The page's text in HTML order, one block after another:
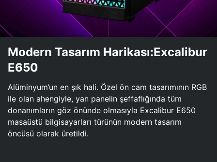
Modern Tasarım Harikası:Excalibur
E650
Alüminyum’un en şık hali. Özel ön cam tasarımının RGB
ile olan ahengiyle, yan panelin şeffaflığında tüm
donanımların göz önünde olmasıyla Excalibur E650
masaüstü bilgisayarları türünün modern tasarım
öncüsü olarak üretildi.